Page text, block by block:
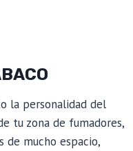
la personalidad del
tu zona de fumadores,
de mucho espacio,